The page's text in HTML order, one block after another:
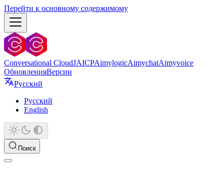
Перейти к основному содержимому
Conversational CloudJAICPAimylogicAimychatAimyvoice
ОбновленияВерсии
Русский
Русский
English
Поиск